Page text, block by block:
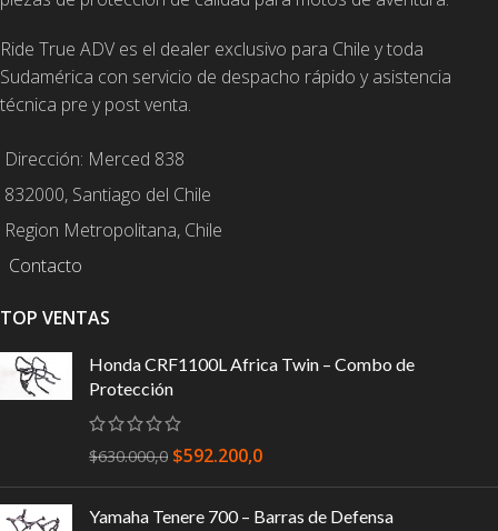
Ride True ADV es el dealer exclusivo para Chile y toda
Sudamérica con servicio de despacho rápido y asistencia
técnica pre y post venta.
Dirección: Merced 838
832000, Santiago del Chile
Region Metropolitana, Chile
Contacto
TOP VENTAS
Honda CRF1100L Africa Twin – Combo de
Protección
$630.000,0 $592.200,0
Yamaha Tenere 700 – Barras de Defensa